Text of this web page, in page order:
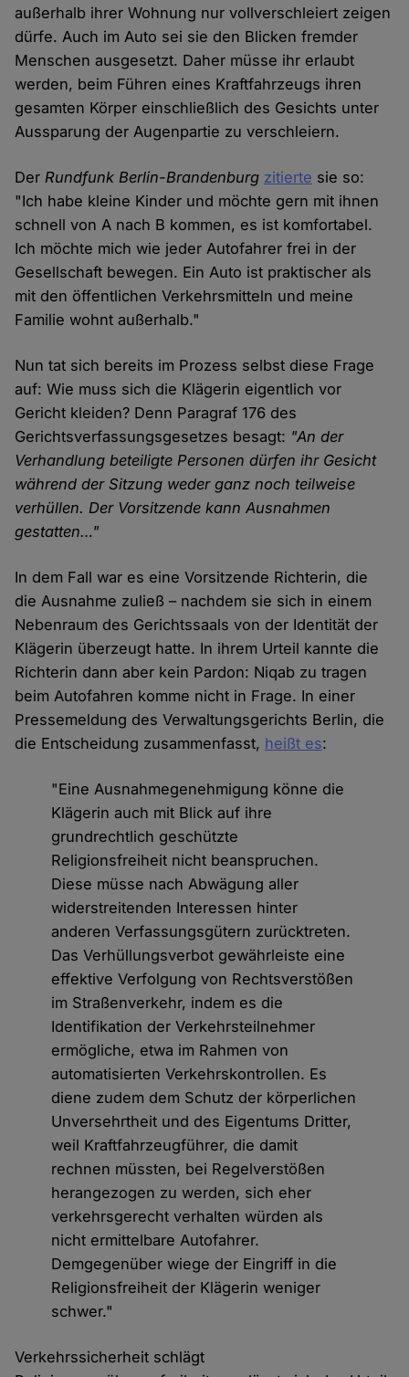
außerhalb ihrer Wohnung nur vollverschleiert zeigen
dürfe. Auch im Auto sei sie den Blicken fremder
Menschen ausgesetzt. Daher müsse ihr erlaubt
werden, beim Führen eines Kraftfahrzeugs ihren
gesamten Körper einschließlich des Gesichts unter
Aussparung der Augenpartie zu verschleiern.
DerRundfunk Berlin-Brandenburg zitierte sie so:
"Ich habe kleine Kinder und möchte gern mit ihnen
schnell von A nach B kommen, es ist komfortabel.
Ich möchte mich wie jeder Autofahrer frei in der
Gesellschaft bewegen. Ein Auto ist praktischer als
mit den öffentlichen Verkehrsmitteln und meine
Familie wohnt außerhalb."
Nun tat sich bereits im Prozess selbst diese Frage
auf: Wie muss sich die Klägerin eigentlich vor
Gericht kleiden? Denn Paragraf 176 des
Gerichtsverfassungsgesetzes besagt: "An der
Verhandlung beteiligte Personen dürfen ihr Gesicht
während der Sitzung weder ganz noch teilweise
verhüllen. Der Vorsitzende kann Ausnahmen
gestatten…"
In dem Fall war es eine Vorsitzende Richterin, die
die Ausnahme zuließ – nachdem sie sich in einem
Nebenraum des Gerichtssaals von der Identität der
Klägerin überzeugt hatte. In ihrem Urteil kannte die
Richterin dann aber kein Pardon: Niqab zu tragen
beim Autofahren komme nicht in Frage. In einer
Pressemeldung des Verwaltungsgerichts Berlin, die
die Entscheidung zusammenfasst, heißt es:
"Eine Ausnahmegenehmigung könne die
Klägerin auch mit Blick auf ihre
grundrechtlich geschützte
Religionsfreiheit nicht beanspruchen.
Diese müsse nach Abwägung aller
widerstreitenden Interessen hinter
anderen Verfassungsgütern zurücktreten.
Das Verhüllungsverbot gewährleiste eine
effektive Verfolgung von Rechtsverstößen
im Straßenverkehr, indem es die
Identifikation der Verkehrsteilnehmer
ermögliche, etwa im Rahmen von
automatisierten Verkehrskontrollen. Es
diene zudem dem Schutz der körperlichen
Unversehrtheit und des Eigentums Dritter,
weil Kraftfahrzeugführer, die damit
rechnen müssten, bei Regelverstößen
herangezogen zu werden, sich eher
verkehrsgerecht verhalten würden als
nicht ermittelbare Autofahrer.
Demgegenüber wiege der Eingriff in die
Religionsfreiheit der Klägerin weniger
schwer."
Verkehrssicherheit schlägt